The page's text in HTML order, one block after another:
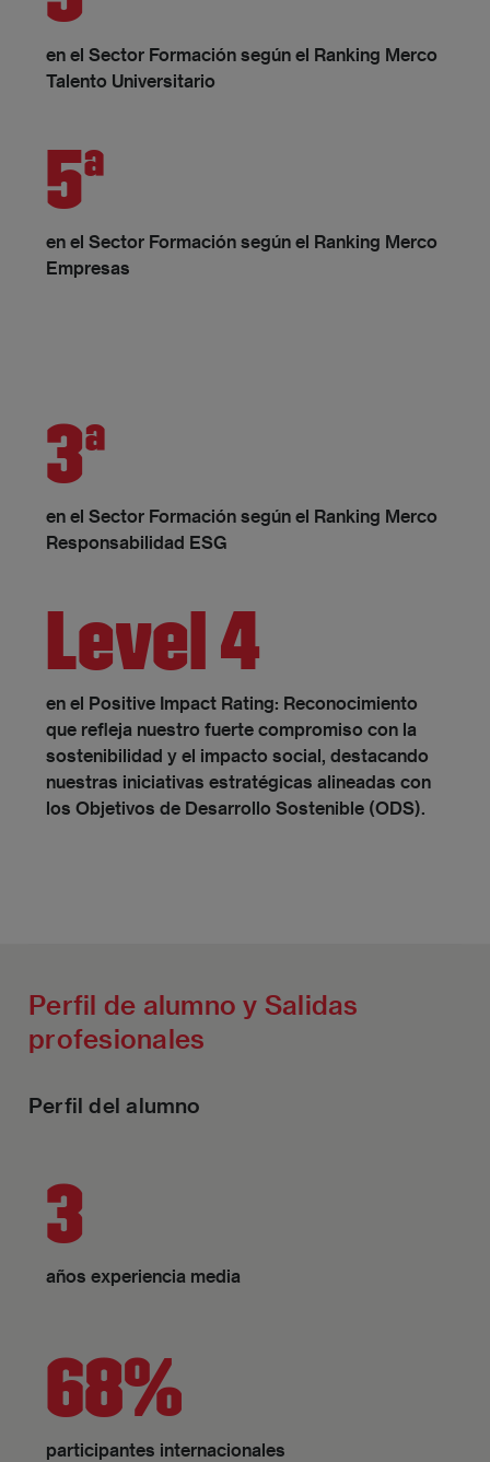
en el Sector Formación según el Ranking Merco
Talento Universitario
5ª
en el Sector Formación según el Ranking Merco
Empresas
3ª
en el Sector Formación según el Ranking Merco
Responsabilidad ESG
Level 4
en el Positive Impact Rating: Reconocimiento
que refleja nuestro fuerte compromiso con la
sostenibilidad y el impacto social, destacando
nuestras iniciativas estratégicas alineadas con
los Objetivos de Desarrollo Sostenible (ODS).
Perfil de alumno y Salidas
profesionales
Perfil del alumno
3
años experiencia media
68%
participantes internacionales